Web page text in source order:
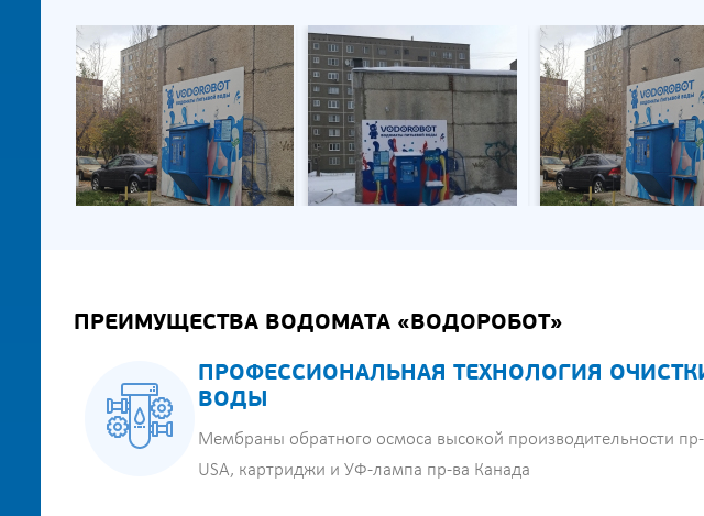
ПРЕИМУЩЕСТВА ВОДОМАТА «ВОДОРОБОТ»
ПРОФЕССИОНАЛЬНАЯ ТЕХНОЛОГИЯ
ВОДЫ
Мембраны обратного осмоса высокой производительности
USA, картриджи и УФ-лампа пр-ва Канада